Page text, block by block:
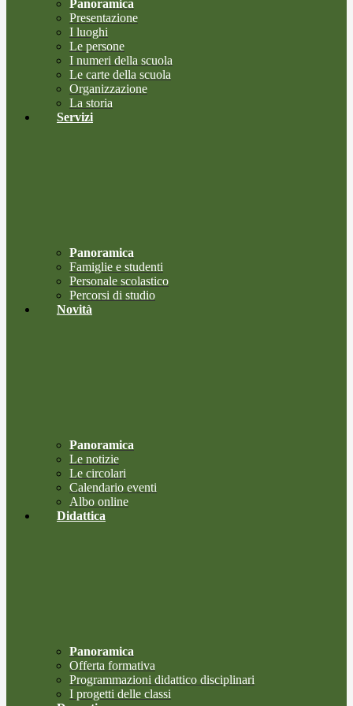
Panoramica
Presentazione
I luoghi
Le persone
I numeri della scuola
Le carte della scuola
Organizzazione
La storia
Servizi
Panoramica
Famiglie e studenti
Personale scolastico
Percorsi di studio
Novità
Panoramica
Le notizie
Le circolari
Calendario eventi
Albo online
Didattica
Panoramica
Offerta formativa
Programmazioni didattico disciplinari
I progetti delle classi